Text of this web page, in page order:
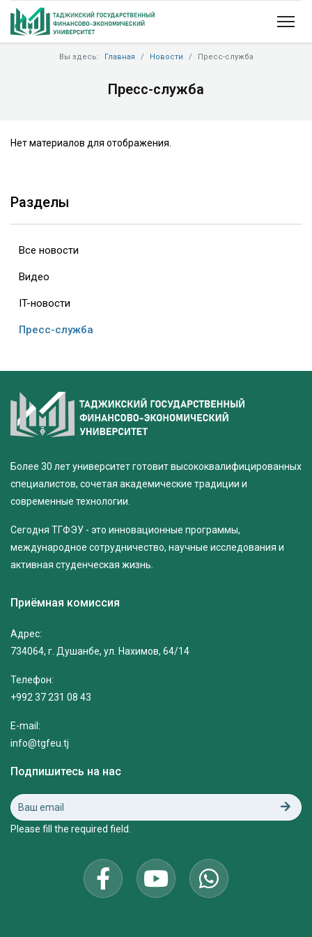
Вы здесь: Главная Новости Пресс-служба
Пресс-служба
Нет материалов для отображения.
Разделы
Все новости
Видео
IT-новости
Пресс-служба
Более 30 лет университет готовит высококвалифицированных
специалистов, сочетая академические традиции и
современные технологии.
Сегодня ТГФЭУ - это инновационные программы,
международное сотрудничество, научные исследования и
активная студенческая жизнь.
Приёмная комиссия
Адрес:
734064, г. Душанбе, ул. Нахимов, 64/14
Телефон:
+992 37 231 08 43
E-mail:
info@tgfeu.tj
Подпишитесь на нас
Please fill the required field.